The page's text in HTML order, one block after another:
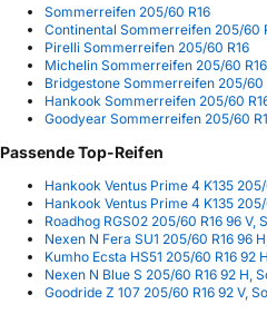
Sommerreifen 205/60 R16
Continental Sommerreifen 205/60
Pirelli Sommerreifen 205/60 R16
Michelin Sommerreifen 205/60 R16
Bridgestone Sommerreifen 205/60
Hankook Sommerreifen 205/60
Goodyear Sommerreifen 205/60
Passende Top-Reifen
Hankook Ventus Prime 4 K135
Hankook Ventus Prime 4 K135
Roadhog RGS02 205/60 R16 96 V,
Nexen N Fera SU1 205/60 R16 96
Kumho Ecsta HS51 205/60 R16 92
Nexen N Blue S 205/60 R16 92 H,
Goodride Z 107 205/60 R16 92 V,